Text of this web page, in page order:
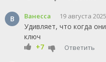
В Ванесса 19 августа
Удивляет, что когда
ключ
+7
Ответить